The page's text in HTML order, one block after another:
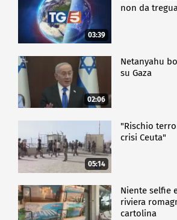
03:39
non da
02:06
Netanyahu
su Gaza
05:14
"Rischio
crisi Ceuta"
Niente selfie
riviera
cartolina